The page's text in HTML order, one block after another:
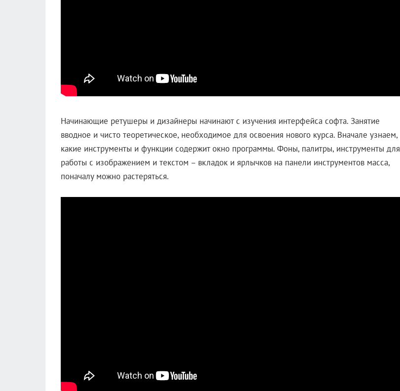
Начинающие ретушеры и дизайнеры начинают с изучения интерфейса софта. Занятие
вводное и чисто теоретическое, необходимое для освоения нового курса. Вначале узнаем,
какие инструменты и функции содержит окно программы. Фоны, палитры, инструменты для
работы с изображением и текстом – вкладок и ярлычков на панели инструментов масса,
поначалу можно растеряться.